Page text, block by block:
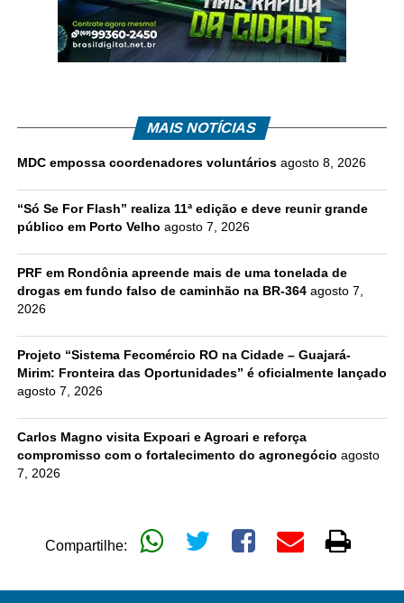
MAIS NOTÍCIAS
MDC empossa coordenadores voluntários agosto 8, 2026
“Só Se For Flash” realiza 11ª edição e deve reunir grande
público em Porto Velho agosto 7, 2026
PRF em Rondônia apreende mais de uma tonelada de
drogas em fundo falso de caminhão na BR-364 agosto 7,
2026
Projeto “Sistema Fecomércio RO na Cidade – Guajará-
Mirim: Fronteira das Oportunidades” é oficialmente lançado
agosto 7, 2026
Carlos Magno visita Expoari e Agroari e reforça
compromisso com o fortalecimento do agronegócio agosto
7, 2026
Compartilhe: